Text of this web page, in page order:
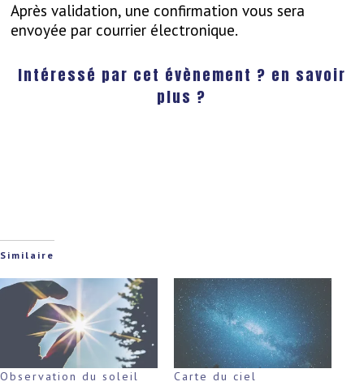
Après validation, une confirmation vous sera
envoyée par courrier électronique.
Intéressé par cet évènement ? en savoir
plus ?
Similaire
Observation du soleil Carte du ciel